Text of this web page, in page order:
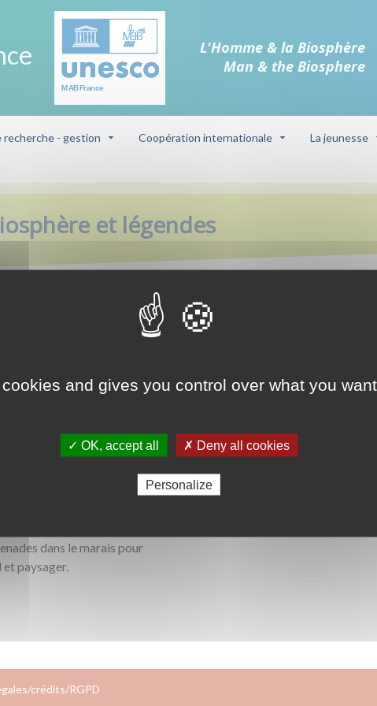
L'Homme & la Biosphère
Man & the Biosphere
recherche - gestion Coopération internationale La jeunesse
et légendes
, d’une classe d’allophones et les
pluridisciplinaire : il
qui seront ensuite posés
de découvrir la faune
d’informations qui
dans le marais pour
paysager.
Réserve de
Lauréat 2018
ODD 4 - Education de
crédits/RGPD
and gives you control over what you
✓ OK, accept all ✗ Deny all cookies
Personalize